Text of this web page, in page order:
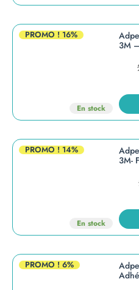
PROMO ! 16%
En stock
3M
PROMO ! 14%
En stock
3M-
PROMO ! 6%